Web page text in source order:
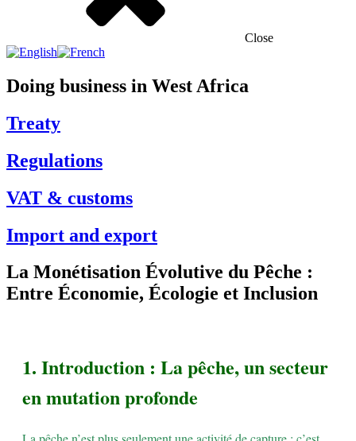
Close
Doing business in West Africa
Treaty
Regulations
VAT & customs
Import and export
La Monétisation Évolutive du Pêche :
Entre Économie, Écologie et Inclusion
1. Introduction : La pêche, un secteur
en mutation profonde